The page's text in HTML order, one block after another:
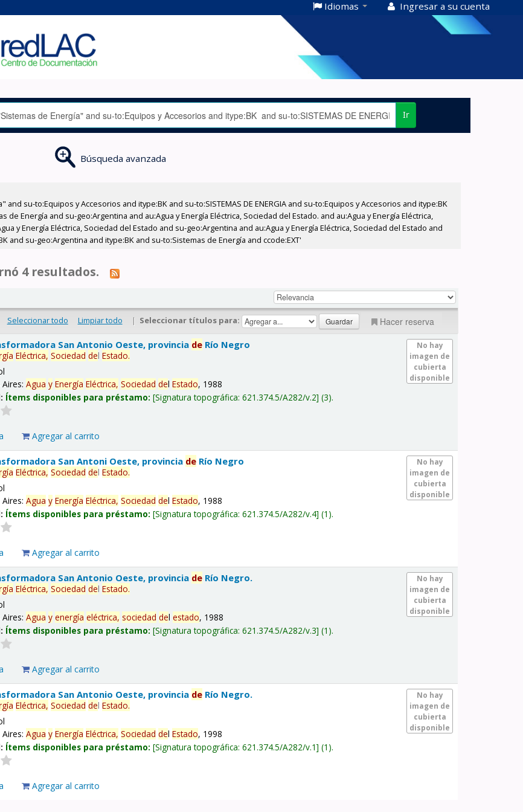
Idiomas Ingresar a su cuenta
Ir
Búsqueda avanzada
su-to:Equipos y Accesorios and itype:BK and su-to:SISTEMAS DE ENERGIA and su-to:Equipos y Accesorios and itype:BK
Energía and su-geo:Argentina and au:Agua y Energía Eléctrica, Sociedad del Estado. and au:Agua y Energía Eléctrica,
y Energía Eléctrica, Sociedad del Estado and su-geo:Argentina and au:Agua y Energía Eléctrica, Sociedad del Estado and
and su-geo:Argentina and itype:BK and su-to:Sistemas de Energía and ccode:EXT'
4 resultados.
Seleccionar todo Limpiar todo | Seleccionar títulos para: Hacer reserva
No hay
imagen de
cubierta
disponible
San Antonio Oeste, provincia de Río Negro
Eléctrica, Sociedad delEstado.
Aires:Agua y Energía Eléctrica, Sociedad delEstado, 1988
Ítems disponibles para préstamo: Signatura topográfica:621.374.5/A282/v.2 (3).
Agregar al carrito
No hay
imagen de
cubierta
disponible
San Antoni Oeste, provincia de Río Negro
Eléctrica, Sociedad delEstado.
Aires:Agua y Energía Eléctrica, Sociedad delEstado, 1988
Ítems disponibles para préstamo: Signatura topográfica:621.374.5/A282/v.4 (1).
Agregar al carrito
No hay
imagen de
cubierta
disponible
San Antonio Oeste, provincia de Río Negro.
Eléctrica, Sociedad delEstado.
Aires:Agua y energía eléctrica, sociedad delestado, 1988
Ítems disponibles para préstamo: Signatura topográfica:621.374.5/A282/v.3 (1).
Agregar al carrito
No hay
imagen de
cubierta
disponible
San Antonio Oeste, provincia de Río Negro.
Eléctrica, Sociedad delEstado.
Aires:Agua y Energía Eléctrica, Sociedad delEstado, 1998
Ítems disponibles para préstamo: Signatura topográfica:621.374.5/A282/v.1 (1).
Agregar al carrito